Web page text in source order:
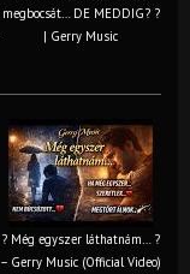
megbocsát… DE MEDDIG? ?
| Gerry Music
? Még egyszer láthatnám… ?
– Gerry Music (Official Video)